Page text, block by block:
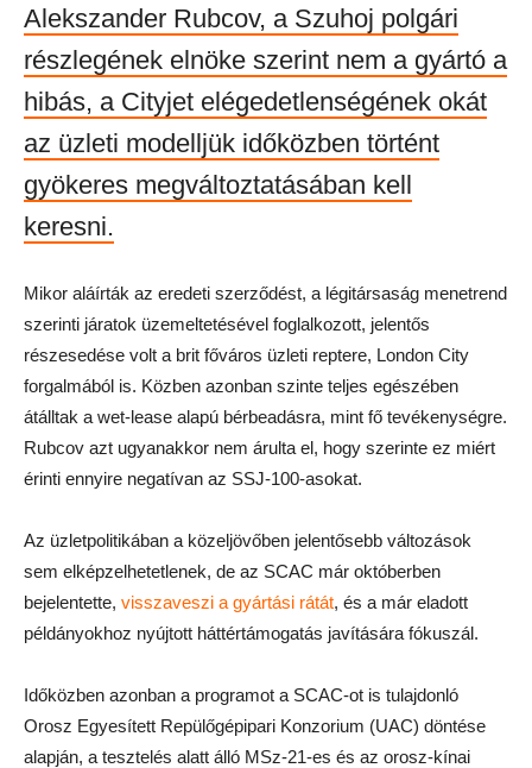
Alekszander Rubcov, a Szuhoj polgári
részlegének elnöke szerint nem a gyártó a
hibás, a Cityjet elégedetlenségének okát
az üzleti modelljük időközben történt
gyökeres megváltoztatásában kell
keresni.
Mikor aláírták az eredeti szerződést, a légitársaság menetrend
szerinti járatok üzemeltetésével foglalkozott, jelentős
részesedése volt a brit főváros üzleti reptere, London City
forgalmából is. Közben azonban szinte teljes egészében
átálltak a wet-lease alapú bérbeadásra, mint fő tevékenységre.
Rubcov azt ugyanakkor nem árulta el, hogy szerinte ez miért
érinti ennyire negatívan az SSJ-100-asokat.
Az üzletpolitikában a közeljövőben jelentősebb változások
sem elképzelhetetlenek, de az SCAC már októberben
bejelentette, visszaveszi a gyártási rátát, és a már eladott
példányokhoz nyújtott háttértámogatás javítására fókuszál.
Időközben azonban a programot a SCAC-ot is tulajdonló
Orosz Egyesített Repülőgépipari Konzorium (UAC) döntése
alapján, a tesztelés alatt álló MSz-21-es és az orosz-kínai